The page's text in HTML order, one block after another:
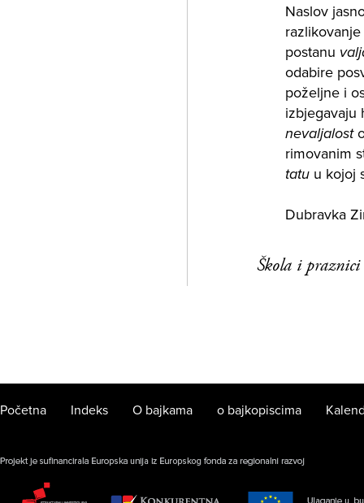
Naslov
razlikovanje
postanu
odabire
poželjne i
izbjegavaju
nevaljalost
rimovanim
tatu u kojoj
Dubravka
Škola i praznici
Početna Indeks O bajkama o bajkopiscima